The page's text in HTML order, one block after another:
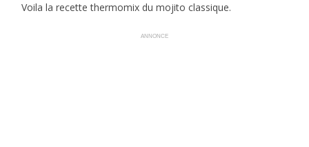
Voila la recette thermomix du mojito classique.
ANNONCE